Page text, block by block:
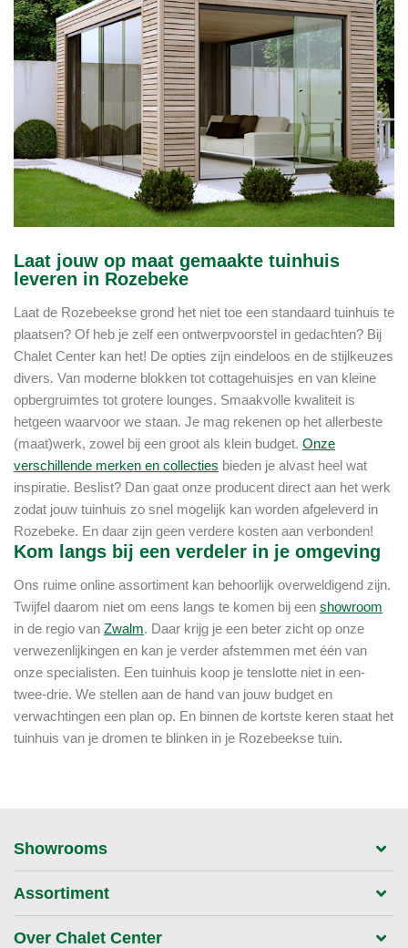
Laat jouw op maat gemaakte tuinhuis
leveren in Rozebeke
Laat de Rozebeekse grond het niet toe een standaard tuinhuis te
plaatsen? Of heb je zelf een ontwerpvoorstel in gedachten? Bij
Chalet Center kan het! De opties zijn eindeloos en de stijlkeuzes
divers. Van moderne blokken tot cottagehuisjes en van kleine
opbergruimtes tot grotere lounges. Smaakvolle kwaliteit is
hetgeen waarvoor we staan. Je mag rekenen op het allerbeste
(maat)werk, zowel bij een groot als klein budget. Onze
verschillende merken en collecties bieden je alvast heel wat
inspiratie. Beslist? Dan gaat onze producent direct aan het werk
zodat jouw tuinhuis zo snel mogelijk kan worden afgeleverd in
Rozebeke. En daar zijn geen verdere kosten aan verbonden!
Kom langs bij een verdeler in je omgeving
Ons ruime online assortiment kan behoorlijk overweldigend zijn.
Twijfel daarom niet om eens langs te komen bij een showroom
in de regio van Zwalm. Daar krijg je een beter zicht op onze
verwezenlijkingen en kan je verder afstemmen met één van
onze specialisten. Een tuinhuis koop je tenslotte niet in een-
twee-drie. We stellen aan de hand van jouw budget en
verwachtingen een plan op. En binnen de kortste keren staat het
tuinhuis van je dromen te blinken in je Rozebeekse tuin.
Showrooms
Assortiment
Over Chalet Center